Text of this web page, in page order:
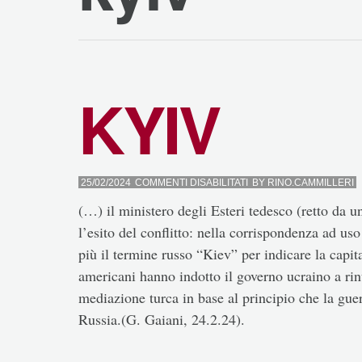
KYIV
25/02/2024 COMMENTI DISABILITATISUBY RINO.CAMMILLERI
(…) il ministero degli Esteri tedesco (retto da
l’esito del conflitto: nella corrispondenza ad
più il termine russo “Kiev” per indicare la
americani hanno indotto il governo ucraino a
mediazione turca in base al principio che la
Russia.(G. Gaiani, 24.2.24).